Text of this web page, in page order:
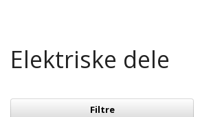
Elektriske dele
Filtre